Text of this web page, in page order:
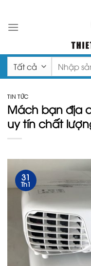
nội
Tìm
kiếm:
TIN TỨC
Mách bạn địa
uy tín chất
31
Th1